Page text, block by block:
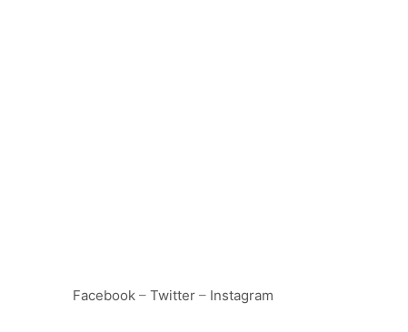
Facebook – Twitter – Instagram